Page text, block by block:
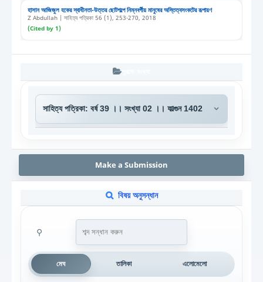
হাসান আজিজুল হকের স্বাধীনতা-উত্তর ছোটগল্পে নিম্নবর্গীয় মানুষের অস্তিত্বসংকটের রূপায়ণ
Z Abdullah | সাহিত্য পত্রিকা 56 (1), 253-270, 2018
(Cited by 1)
Make a Submission
বিষয় অনুসন্ধান
⚲
মেঘ তালিকা এলোমেলো